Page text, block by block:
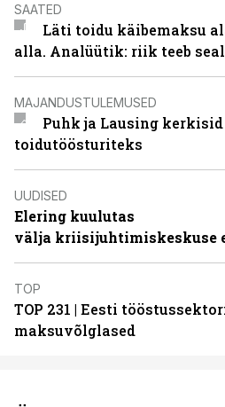
SAATED
Läti toidu käibemaksu
alla. Analüütik: riik teeb
MAJANDUSTULEMUSED
Puhk ja Lausing
toidutöösturiteks
UUDISED
Elering kuulutas
välja kriisijuhtimiskeskuse
TOP
TOP 231 | Eesti
maksuvõlglased